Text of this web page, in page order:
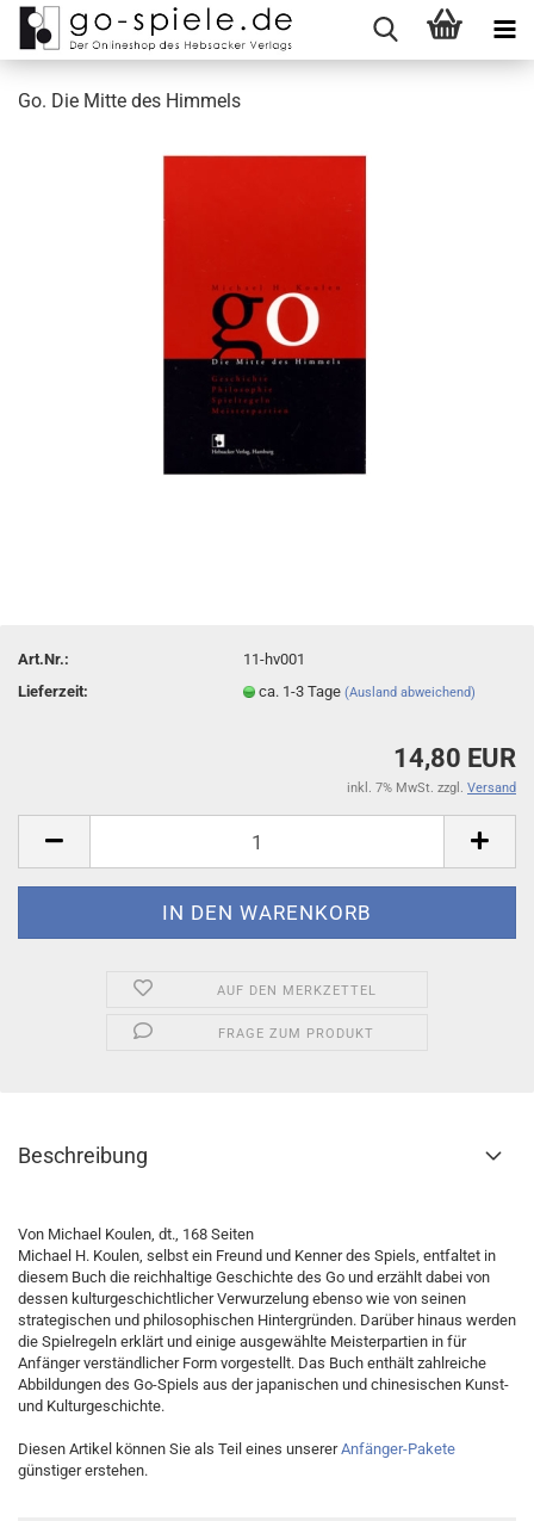
Go. Die Mitte des Himmels
Art.Nr.:
11-hv001
Lieferzeit:
ca. 1-3 Tage(Ausland abweichend)
14,80 EUR
inkl. 7% MwSt. zzgl. Versand
AUF DEN MERKZETTEL
FRAGE ZUM PRODUKT
Beschreibung
Von Michael Koulen, dt., 168 Seiten
Michael H. Koulen, selbst ein Freund und Kenner des Spiels, entfaltet in
diesem Buch die reichhaltige Geschichte des Go und erzählt dabei von
dessen kulturgeschichtlicher Verwurzelung ebenso wie von seinen
strategischen und philosophischen Hintergründen. Darüber hinaus werden
die Spielregeln erklärt und einige ausgewählte Meisterpartien in für
Anfänger verständlicher Form vorgestellt. Das Buch enthält zahlreiche
Abbildungen des Go-Spiels aus der japanischen und chinesischen Kunst-
und Kulturgeschichte.
Diesen Artikel können Sie als Teil eines unsererAnfänger-Pakete
günstiger erstehen.